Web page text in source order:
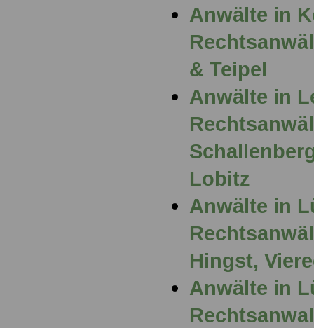
Anwälte in
& Teipel
Anwälte in
Lobitz
Anwälte in
Hingst,
Anwälte in